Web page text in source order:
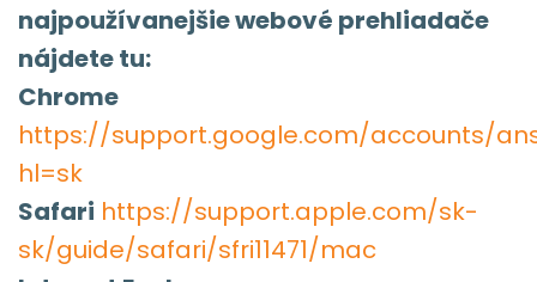
najpoužívanejšie webové prehliadače
nájdete tu:
Chrome
https://support.google.com/accounts/
hl=sk
Safari https://support.apple.com/sk-
sk/guide/safari/sfri11471/mac